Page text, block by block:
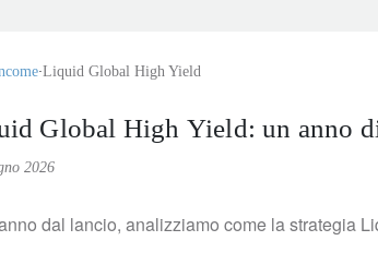
Liquid Global High Yield
Global High Yield: un anno
2026
dal lancio, analizziamo come la strategia